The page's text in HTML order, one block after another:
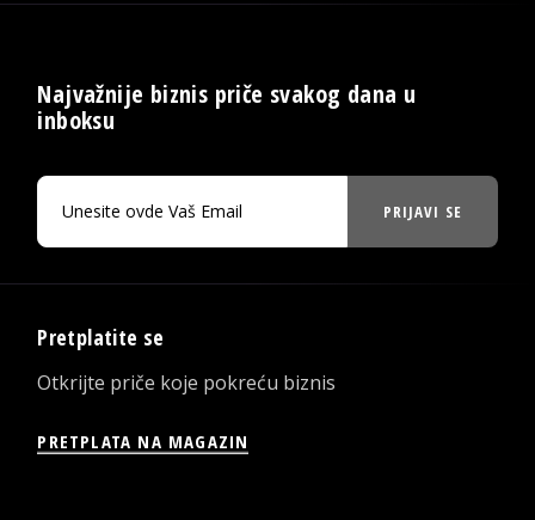
Najvažnije biznis priče svakog dana u
inboksu
PRIJAVI SE
Pretplatite se
Otkrijte priče koje pokreću biznis
PRETPLATA NA MAGAZIN